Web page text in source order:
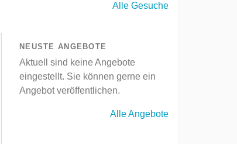
Alle Gesuche
NEUSTE ANGEBOTE
Aktuell sind keine Angebote
eingestellt. Sie können gerne ein
Angebot veröffentlichen.
Alle Angebote